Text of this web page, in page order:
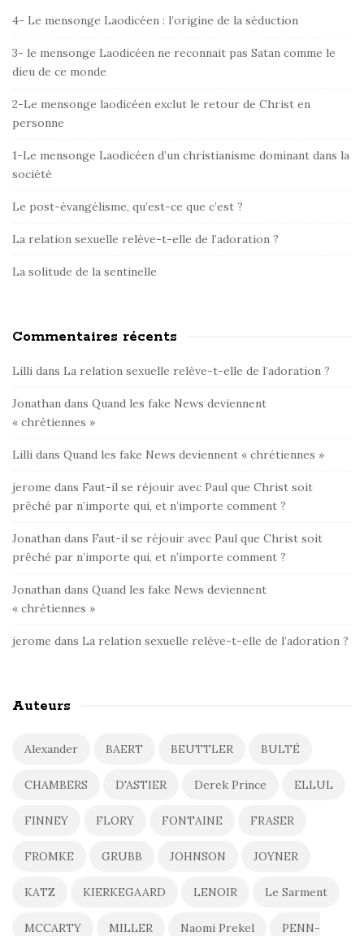
e
S
i
d
b
a
r
4- Le mensonge Laodicéen : l’origine de la séduction
3- le mensonge Laodicéen ne reconnait pas Satan comme le
dieu de ce monde
2-Le mensonge laodicéen exclut le retour de Christ en
personne
1-Le mensonge Laodicéen d’un christianisme dominant dans la
société
Le post-évangélisme, qu’est-ce que c’est ?
La relation sexuelle relève-t-elle de l’adoration ?
La solitude de la sentinelle
Commentaires récents
Lilli dans La relation sexuelle relève-t-elle de l’adoration ?
Jonathan dans Quand les fake News deviennent
« chrétiennes »
Lilli dans Quand les fake News deviennent « chrétiennes »
jerome dans Faut-il se réjouir avec Paul que Christ soit
prêché par n’importe qui, et n’importe comment ?
Jonathan dans Faut-il se réjouir avec Paul que Christ soit
prêché par n’importe qui, et n’importe comment ?
Jonathan dans Quand les fake News deviennent
« chrétiennes »
jerome dans La relation sexuelle relève-t-elle de l’adoration ?
Auteurs
Alexander BAERT BEUTTLER BULTÉ
CHAMBERS D'ASTIER Derek Prince ELLUL
FINNEY FLORY FONTAINE FRASER
FROMKE GRUBB JOHNSON JOYNER
KATZ KIERKEGAARD LENOIR Le Sarment
MCCARTY MILLER Naomi Prekel PENN-